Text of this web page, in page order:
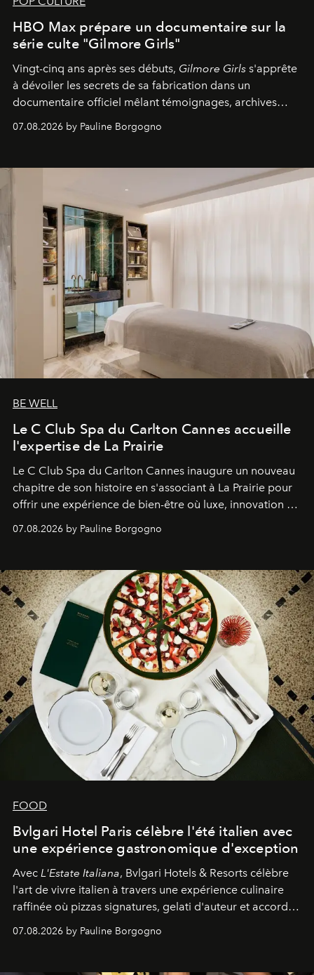
HBO Max prépare un documentaire sur la
série culte "Gilmore Girls"
Vingt-cinq ans après ses débuts, Gilmore Girls s'apprête
à dévoiler les secrets de sa fabrication dans un
documentaire officiel mêlant témoignages, archives
générationnel.
07.08.2026 by Pauline Borgogno
BE WELL
Le C Club Spa du Carlton Cannes accueille
l'expertise de La Prairie
Le C Club Spa du Carlton Cannes inaugure un nouveau
chapitre de son histoire en s'associant à La Prairie pour
offrir une expérience de bien-être où luxe, innovation et
07.08.2026 by Pauline Borgogno
FOOD
Bvlgari Hotel Paris célèbre l'été italien avec
une expérience gastronomique d'exception
Avec L'Estate Italiana, Bvlgari Hotels & Resorts célèbre
l'art de vivre italien à travers une expérience culinaire
raffinée où pizzas signatures, gelati d'auteur et accords
07.08.2026 by Pauline Borgogno